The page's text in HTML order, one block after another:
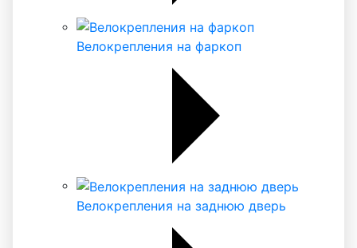
Велокрепления на фаркоп
Велокрепления на заднюю дверь